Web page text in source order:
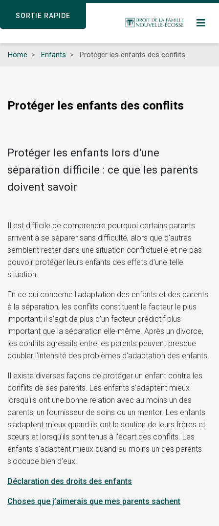
SORTIE RAPIDE
content
SORTIE RAPIDE
Home Enfants Protéger les enfants des conflits
Protéger les enfants des conflits
Protéger les enfants lors d'une
séparation difficile : ce que les parents
doivent savoir
Il est difficile de comprendre pourquoi certains parents
arrivent à se séparer sans difficulté, alors que d'autres
semblent rester dans une situation conflictuelle et ne pas
pouvoir protéger leurs enfants des effets d'une telle
situation.
En ce qui concerne l'adaptation des enfants et des parents
à la séparation, les conflits constituent le facteur le plus
important; il s'agit de plus d'un facteur prédictif plus
important que la séparation elle-même. Après un divorce,
les conflits agressifs entre les parents peuvent presque
doubler l'intensité des problèmes d'adaptation des enfants.
Il existe diverses façons de protéger un enfant contre les
conflits de ses parents. Les enfants s'adaptent mieux
lorsqu'ils ont une bonne relation avec au moins un des
parents, un fournisseur de soins ou un mentor. Les enfants
s'adaptent mieux quand ils ont le soutien de leurs frères et
sœurs et lorsqu'ils sont tenus à l'écart des conflits. Les
enfants s'adaptent mieux quand au moins un des parents
s'occupe bien d'eux.
Déclaration des droits des enfants
Choses que j’aimerais que mes parents sachent